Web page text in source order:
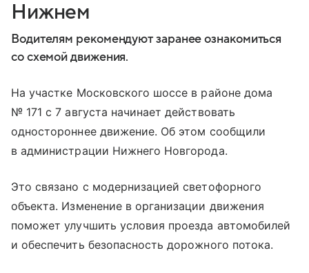
Нижнем
Водителям рекомендуют заранее ознакомиться
со схемой движения.
На участке Московского шоссе в районе дома
№ 171 с 7 августа начинает действовать
одностороннее движение. Об этом сообщили
в администрации Нижнего Новгорода.
Это связано с модернизацией светофорного
объекта. Изменение в организации движения
поможет улучшить условия проезда автомобилей
и обеспечить безопасность дорожного потока.